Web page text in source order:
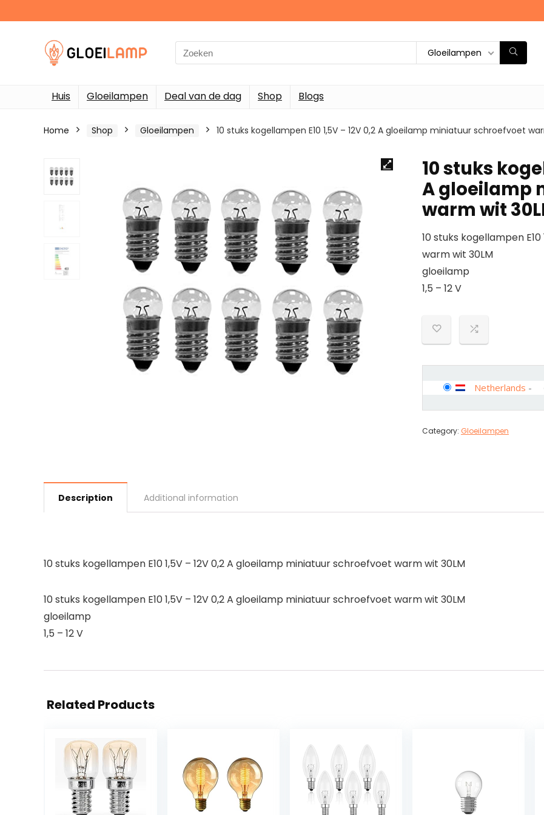
Search
for:
Gloeilampen
Huis Gloeilampen Deal van de dag Shop Blogs
Home Shop Gloeilampen 10 stuks kogellampen E10 1,5V – 12V 0,2 A gloeilamp miniatuur schroefvoet
10 stuks
A gloeilamp
warm wit
10 stuks kogellampen
warm wit 30LM
gloeilamp
1,5 – 12 V
Netherlands -
Category: Gloeilampen
Description Additional information
10 stuks kogellampen E10 1,5V – 12V 0,2 A gloeilamp miniatuur schroefvoet warm wit 30LM
10 stuks kogellampen E10 1,5V – 12V 0,2 A gloeilamp miniatuur schroefvoet warm wit 30LM
gloeilamp
1,5 – 12 V
Related Products